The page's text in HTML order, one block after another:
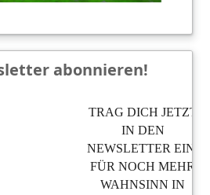
abonnieren!
TRAG DICH JETZT
IN DEN
NEWSLETTER EIN,
FÜR NOCH MEHR
WAHNSINN IN